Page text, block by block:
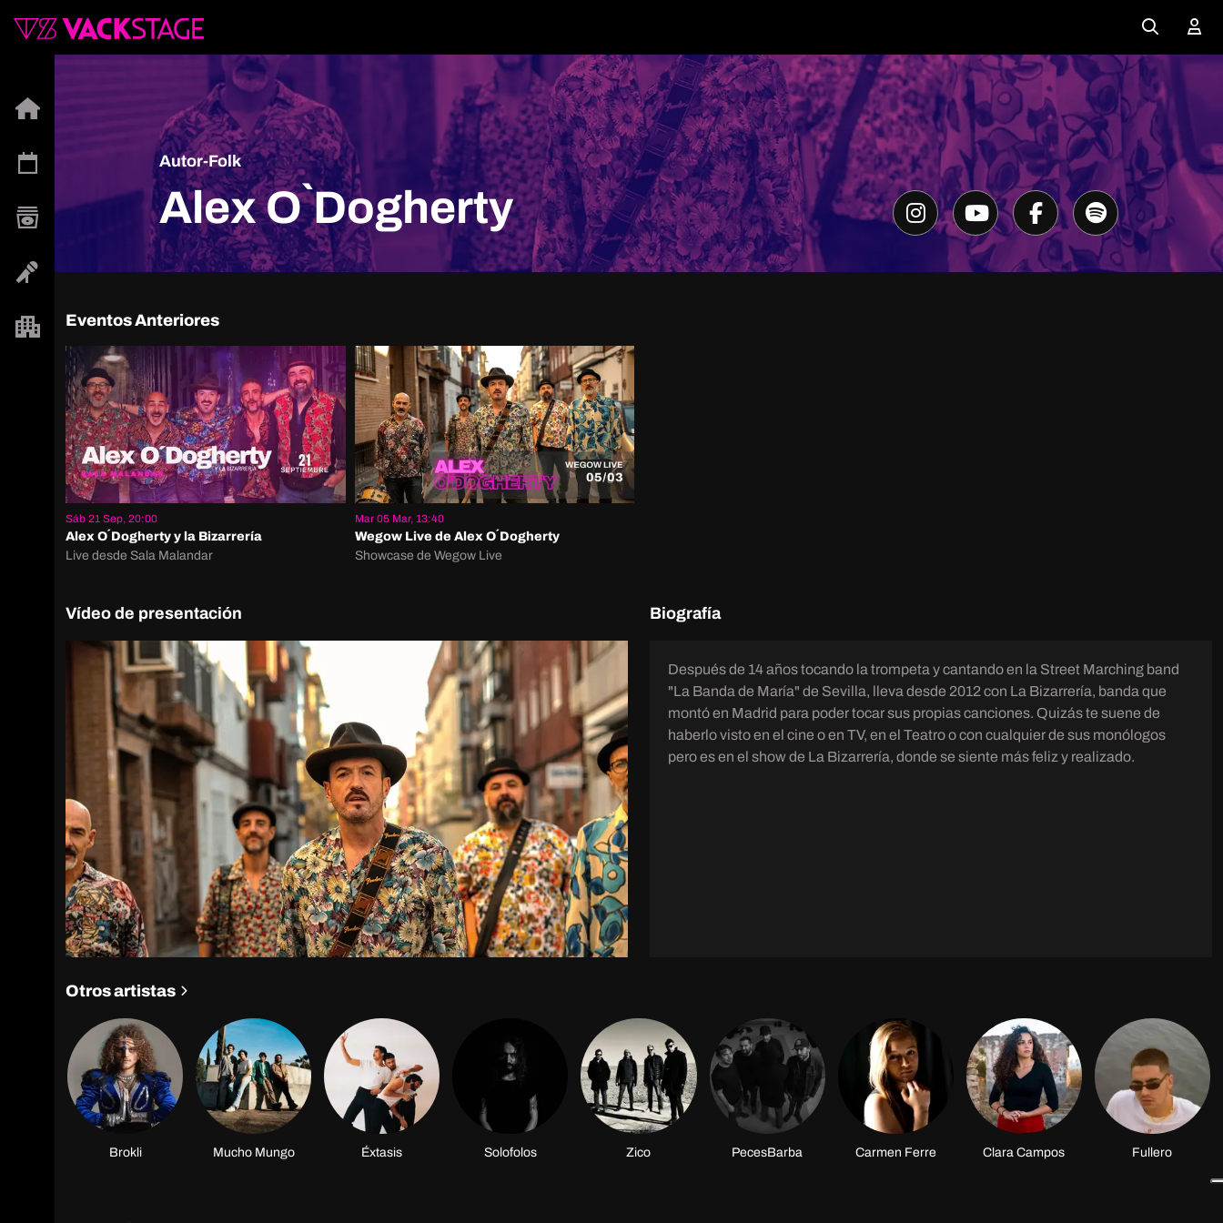
Autor-Folk
Alex O`Dogherty
Eventos Anteriores
Sáb 21 Sep, 20:00
Alex O´Dogherty y la Bizarrería
Live desde Sala Malandar
Mar 05 Mar, 13:40
Wegow Live de Alex O´Dogherty
Showcase de Wegow Live
Vídeo de presentación Biografía
Después de 14 años tocando la trompeta y cantando en la Street Marching band
"La Banda de María" de Sevilla, lleva desde 2012 con La Bizarrería, banda que
montó en Madrid para poder tocar sus propias canciones. Quizás te suene de
haberlo visto en el cine o en TV, en el Teatro o con cualquier de sus monólogos
pero es en el show de La Bizarrería, donde se siente más feliz y realizado.
Otros artistas
Brokli Mucho Mungo Éxtasis Solofolos Zico PecesBarba Carmen Ferre Clara Campos Fullero